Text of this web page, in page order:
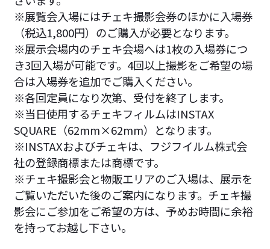
※展覧会入場にはチェキ撮影会券のほかに入場券
（税込1,800円）のご購入が必要となります。
※展示会場内のチェキ会場へは1枚の入場券につ
き3回入場が可能です。4回以上撮影をご希望の場
合は入場券を追加でご購入ください。
※各回定員になり次第、受付を終了します。
※当日使用するチェキフィルムはINSTAX
SQUARE（62mm×62mm）となります。
※INSTAXおよびチェキは、フジフイルム株式会
社の登録商標または商標です。
※チェキ撮影会と物販エリアのご入場は、展示を
ご覧いただいた後のご案内になります。チェキ撮
影会にご参加をご希望の方は、予めお時間に余裕
を持ってお越し下さい。